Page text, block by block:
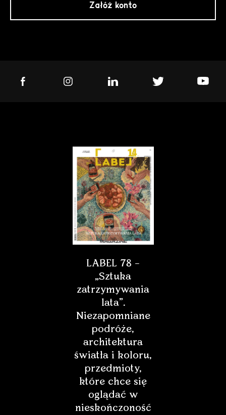
Załóż konto
LABEL 78 –
„Sztuka
zatrzymywania
lata”.
Niezapomniane
podróże,
architektura
światła i koloru,
przedmioty,
które chce się
oglądać w
nieskończoność